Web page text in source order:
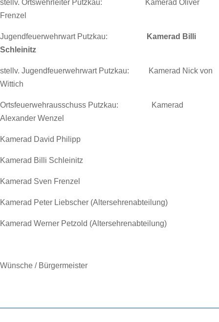
stellv. Ortswehrleiter Putzkau: Kamerad Oliver
Frenzel
Jugendfeuerwehrwart Putzkau:
Kamerad Billi
Schleinitz
stellv. Jugendfeuerwehrwart Putzkau: Kamerad Nick von
Wittich
Ortsfeuerwehrausschuss Putzkau: Kamerad
Alexander Wenzel
Kamerad David Philipp
Kamerad Billi Schleinitz
Kamerad Sven Frenzel
Kamerad Peter Liebscher (Altersehrenabteilung)
Kamerad Werner Petzold (Altersehrenabteilung)
Wünsche / Bürgermeister